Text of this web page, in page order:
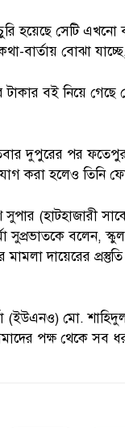
সেটি এখনো
বার্তায় বোঝা
টাকার বই নিয়ে
দুপুরের পর ফতেপুর
করা হলেও তিনি
(হাটহাজারী
সুপ্রভাতকে বলেন,
দায়েরের
(ইউএনও) মো.
পক্ষ থেকে সব